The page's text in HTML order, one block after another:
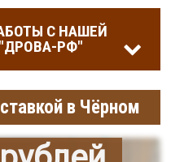
С НАШЕЙ
РФ"
в Чёрном